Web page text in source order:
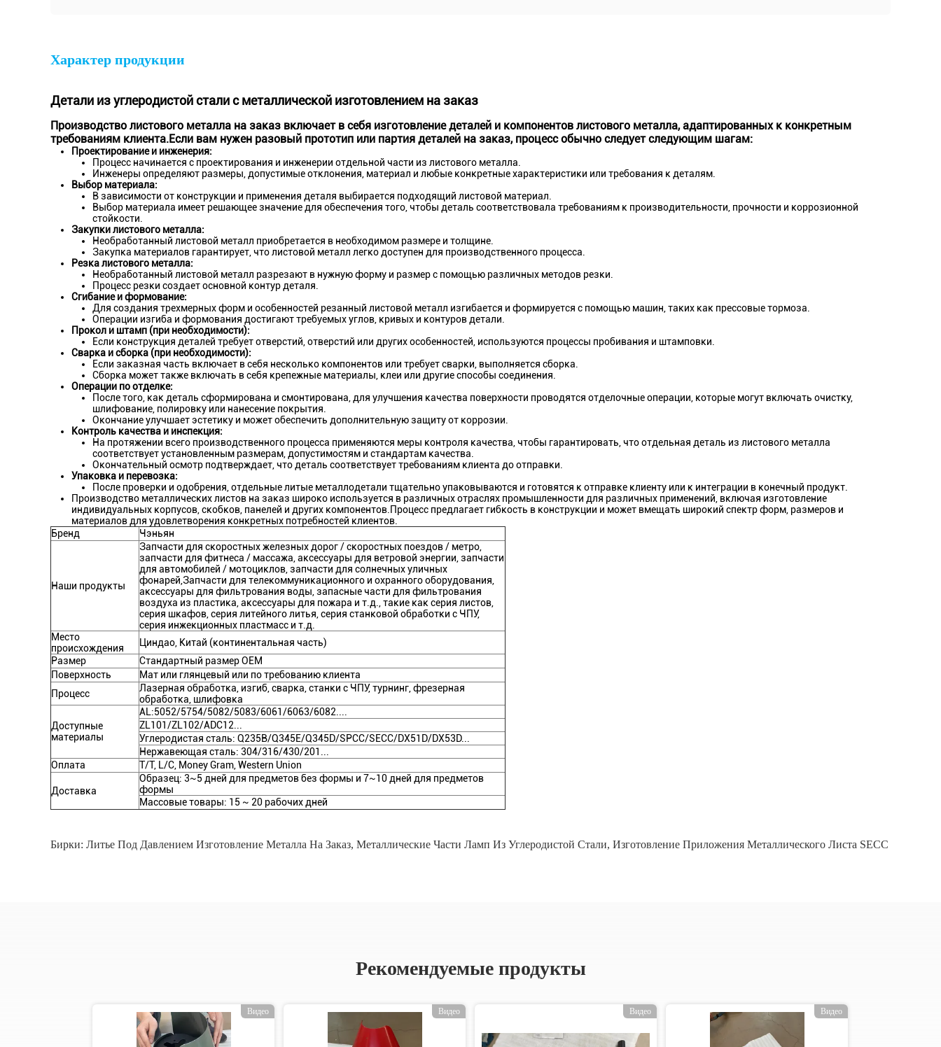
Характер продукции
Детали из углеродистой стали с металлической изготовлением на заказ
Производство листового металла на заказ включает в себя изготовление деталей и компонентов листового металла, адаптированных к конкретным
требованиям клиента.Если вам нужен разовый прототип или партия деталей на заказ, процесс обычно следует следующим шагам:
Проектирование и инженерия:
Процесс начинается с проектирования и инженерии отдельной части из листового металла.
Инженеры определяют размеры, допустимые отклонения, материал и любые конкретные характеристики или требования к деталям.
Выбор материала:
В зависимости от конструкции и применения деталя выбирается подходящий листовой материал.
Выбор материала имеет решающее значение для обеспечения того, чтобы деталь соответствовала требованиям к производительности, прочности и коррозионной
стойкости.
Закупки листового металла:
Необработанный листовой металл приобретается в необходимом размере и толщине.
Закупка материалов гарантирует, что листовой металл легко доступен для производственного процесса.
Резка листового металла:
Необработанный листовой металл разрезают в нужную форму и размер с помощью различных методов резки.
Процесс резки создает основной контур деталя.
Сгибание и формование:
Для создания трехмерных форм и особенностей резанный листовой металл изгибается и формируется с помощью машин, таких как прессовые тормоза.
Операции изгиба и формования достигают требуемых углов, кривых и контуров детали.
Прокол и штамп (при необходимости):
Если конструкция деталей требует отверстий, отверстий или других особенностей, используются процессы пробивания и штамповки.
Сварка и сборка (при необходимости):
Если заказная часть включает в себя несколько компонентов или требует сварки, выполняется сборка.
Сборка может также включать в себя крепежные материалы, клеи или другие способы соединения.
Операции по отделке:
После того, как деталь сформирована и смонтирована, для улучшения качества поверхности проводятся отделочные операции, которые могут включать очистку,
шлифование, полировку или нанесение покрытия.
Окончание улучшает эстетику и может обеспечить дополнительную защиту от коррозии.
Контроль качества и инспекция:
На протяжении всего производственного процесса применяются меры контроля качества, чтобы гарантировать, что отдельная деталь из листового металла
соответствует установленным размерам, допустимостям и стандартам качества.
Окончательный осмотр подтверждает, что деталь соответствует требованиям клиента до отправки.
Упаковка и перевозка:
После проверки и одобрения, отдельные литые металлодетали тщательно упаковываются и готовятся к отправке клиенту или к интеграции в конечный продукт.
Производство металлических листов на заказ широко используется в различных отраслях промышленности для различных применений, включая изготовление
индивидуальных корпусов, скобков, панелей и других компонентов.Процесс предлагает гибкость в конструкции и может вмещать широкий спектр форм, размеров и
материалов для удовлетворения конкретных потребностей клиентов.
Бренд
Чэньян
Наши продукты
Запчасти для скоростных железных дорог / скоростных поездов / метро,
запчасти для фитнеса / массажа, аксессуары для ветровой энергии, запчасти
для автомобилей / мотоциклов, запчасти для солнечных уличных
фонарей,Запчасти для телекоммуникационного и охранного оборудования,
аксессуары для фильтрования воды, запасные части для фильтрования
воздуха из пластика, аксессуары для пожара и т.д., такие как серия листов,
серия шкафов, серия литейного литья, серия станковой обработки с ЧПУ,
серия инжекционных пластмасс и т.д.
Место
происхождения
Циндао, Китай (континентальная часть)
Размер
Стандартный размер OEM
Поверхность
Мат или глянцевый или по требованию клиента
Процесс
Лазерная обработка, изгиб, сварка, станки с ЧПУ, турнинг, фрезерная
обработка, шлифовка
Доступные
материалы
AL:5052/5754/5082/5083/6061/6063/6082....
ZL101/ZL102/ADC12...
Углеродистая сталь: Q235B/Q345E/Q345D/SPCC/SECC/DX51D/DX53D...
Нержавеющая сталь: 304/316/430/201...
Оплата
T/T, L/C, Money Gram, Western Union
Доставка
Образец: 3~5 дней для предметов без формы и 7~10 дней для предметов
формы
Массовые товары: 15 ~ 20 рабочих дней
Бирки: Литье Под Давлением Изготовление Металла На Заказ, Металлические Части Ламп Из Углеродистой Стали, Изготовление Приложения Металлического Листа SECC
Рекомендуемые продукты
Видео Видео Видео Видео